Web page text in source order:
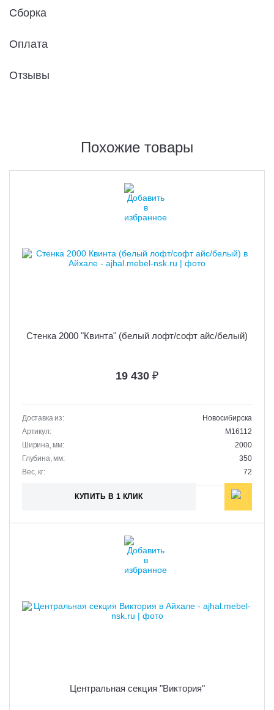
Сборка
Оплата
Отзывы
Похожие товары
Стенка 2000 "Квинта" (белый лофт/софт айс/белый)
19 430 ₽
Доставка из:
Новосибирска
Артикул:
M16112
Ширина, мм:
2000
Глубина, мм:
350
Вес, кг:
72
КУПИТЬ В 1 КЛИК
Центральная секция "Виктория"